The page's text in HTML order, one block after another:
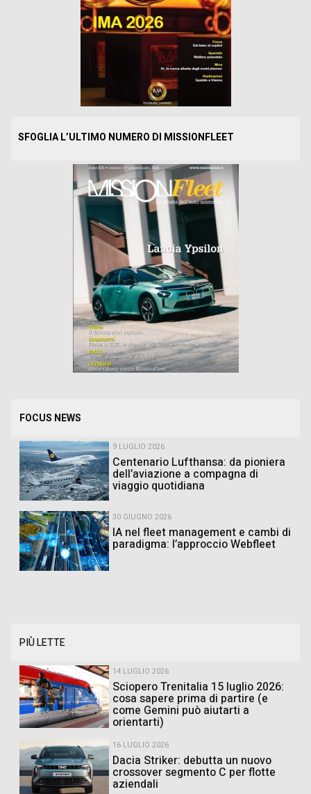
SFOGLIA L’ULTIMO NUMERO DI MISSIONFLEET
FOCUS NEWS
9 LUGLIO 2026
Centenario Lufthansa: da pioniera
dell’aviazione a compagna di
viaggio quotidiana
30 GIUGNO 2026
IA nel fleet management e cambi di
paradigma: l’approccio Webfleet
PIÙ LETTE
14 LUGLIO 2026
Sciopero Trenitalia 15 luglio 2026:
cosa sapere prima di partire (e
come Gemini può aiutarti a
orientarti)
16 LUGLIO 2026
Dacia Striker: debutta un nuovo
crossover segmento C per flotte
aziendali